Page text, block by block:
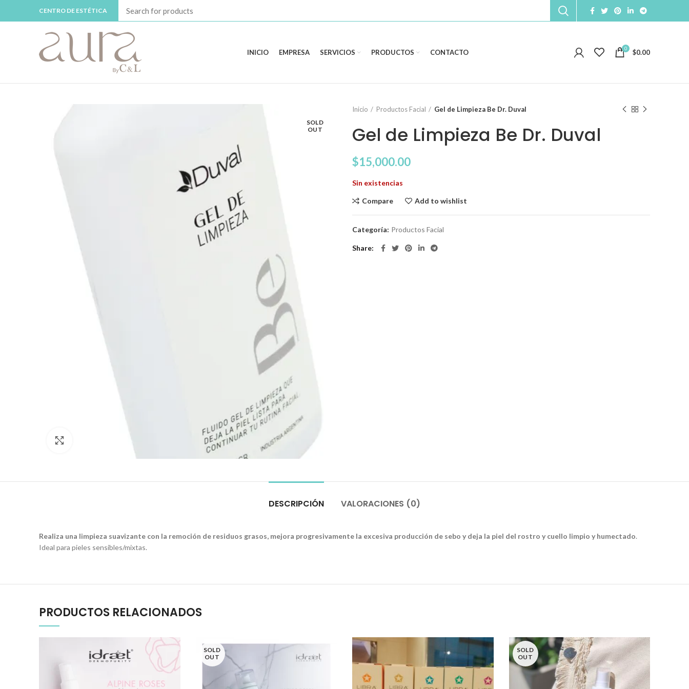
CENTRO DE ESTÉTICA
INICIO EMPRESA SERVICIOS PRODUCTOS CONTACTO 0 $0.00
SOLD
OUT
Inicio Productos Facial Gel de Limpieza Be Dr. Duval
Gel de Limpieza Be Dr. Duval
$15,000.00
Sin existencias
Compare Add to wishlist
Categoría: Productos Facial
Share
DESCRIPCIÓN VALORACIONES (0)
Realiza una limpieza suavizante con la remoción de residuos grasos, mejora progresivamente la excesiva producción de sebo y deja la piel del rostro y cuello limpio y humectado.
Ideal para pieles sensibles/mixtas.
PRODUCTOS RELACIONADOS
SOLD
OUT
SOLD
OUT